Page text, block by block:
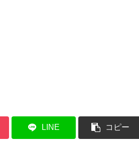
LINE コピー